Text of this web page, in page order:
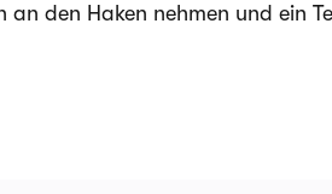
an den Haken nehmen und ein